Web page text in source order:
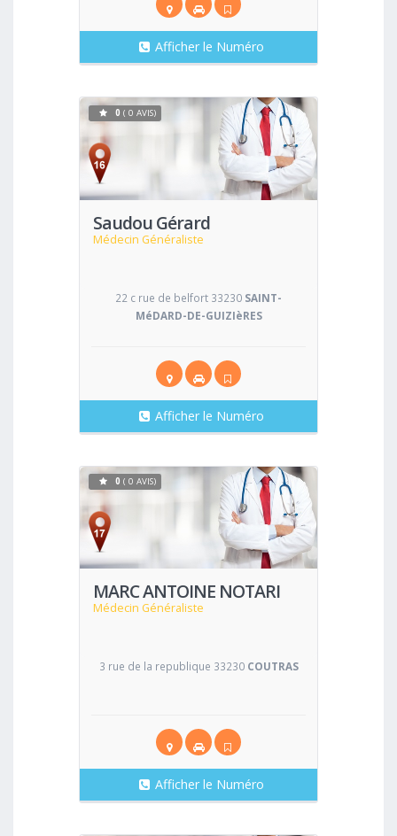
Afficher le Numéro
Saudou Gérard
Médecin Généraliste
Voir
0 ( 0 AVIS)
22 c rue de belfort 33230 SAINT-
MéDARD-DE-GUIZIèRES
Afficher le Numéro
MARC ANTOINE NOTARI
Médecin Généraliste
Voir
0 ( 0 AVIS)
3 rue de la republique 33230 COUTRAS
Afficher le Numéro